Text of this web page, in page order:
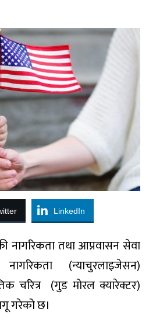
LinkedIn
नागरिकता तथा आप्रवासन सेवा
(न्याचुरलाइजेसन)
चरित्र (गुड मोरल क्यारेक्टर)
गरेको छ।